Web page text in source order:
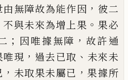
由無障故為能作因 ， 彼二
不與未來為增上果 。 果必
； 因唯據無障 ， 故許通
唯現 ， 過去已取 、 未來未
， 未取果未屬已 ， 果據所